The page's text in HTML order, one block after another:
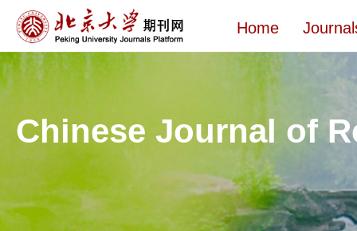
Home
Chinese Journal of